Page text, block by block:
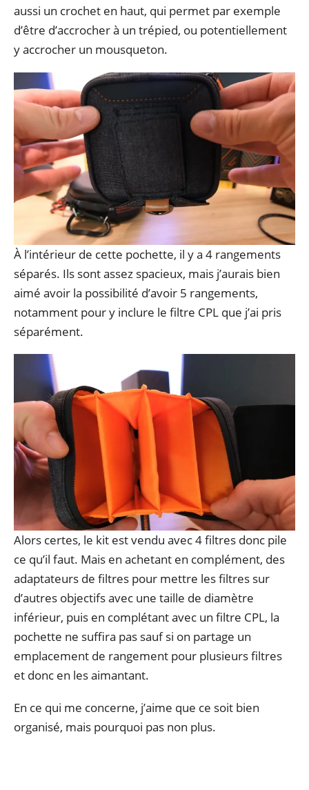
aussi un crochet en haut, qui permet par exemple
d’être d’accrocher à un trépied, ou potentiellement
y accrocher un mousqueton.
À l’intérieur de cette pochette, il y a 4 rangements
séparés. Ils sont assez spacieux, mais j’aurais bien
aimé avoir la possibilité d’avoir 5 rangements,
notamment pour y inclure le filtre CPL que j’ai pris
séparément.
Alors certes, le kit est vendu avec 4 filtres donc pile
ce qu’il faut. Mais en achetant en complément, des
adaptateurs de filtres pour mettre les filtres sur
d’autres objectifs avec une taille de diamètre
inférieur, puis en complétant avec un filtre CPL, la
pochette ne suffira pas sauf si on partage un
emplacement de rangement pour plusieurs filtres
et donc en les aimantant.
En ce qui me concerne, j’aime que ce soit bien
organisé, mais pourquoi pas non plus.